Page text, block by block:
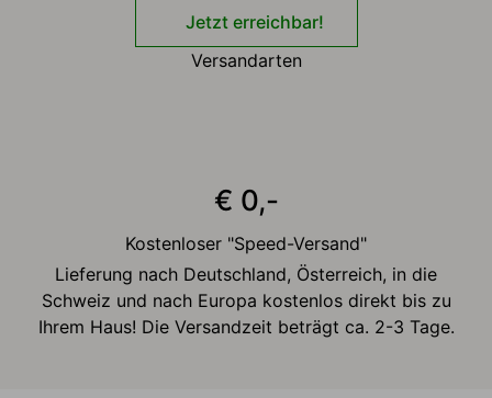
Jetzt erreichbar!
Versandarten
€ 0,-
Kostenloser "Speed-Versand"
Lieferung nach Deutschland, Österreich, in die
Schweiz und nach Europa kostenlos direkt bis zu
Ihrem Haus! Die Versandzeit beträgt ca. 2-3 Tage.